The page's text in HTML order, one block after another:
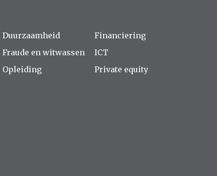
Duurzaamheid
Fraude en witwassen
Opleiding
Financiering
ICT
Private equity